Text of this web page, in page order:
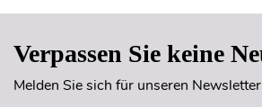
Verpassen Sie keine
Melden Sie sich für unseren